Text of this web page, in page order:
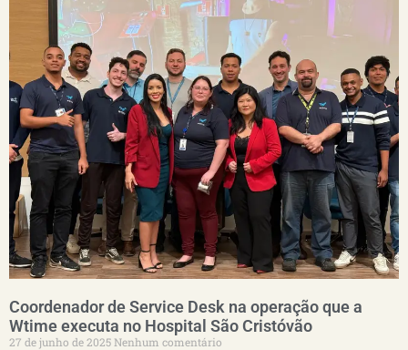
Coordenador de Service Desk na operação que a
Wtime executa no Hospital São Cristóvão
27 de junho de 2025 Nenhum comentário